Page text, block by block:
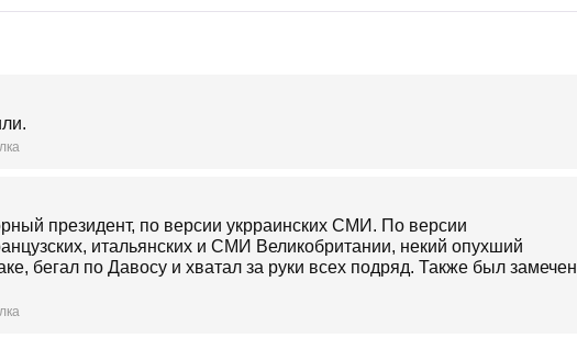
президент, по версии укрраинских СМИ. По версии
итальянских и СМИ Великобритании, некий опухший
бегал по Давосу и хватал за руки всех подряд. Также был замечен